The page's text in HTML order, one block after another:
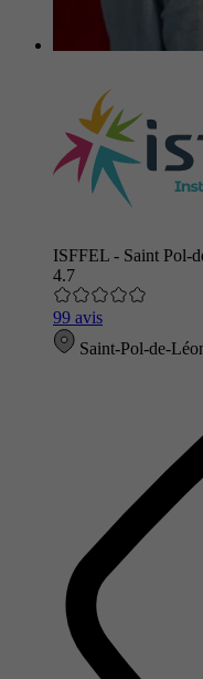
ISFFEL - Saint Pol-
4.7
99 avis
Saint-Pol-de-